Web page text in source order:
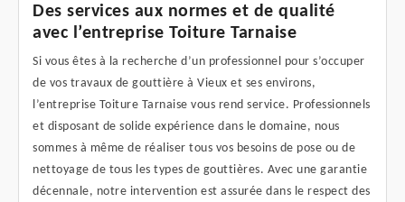
Des services aux normes et de qualité
avec l’entreprise Toiture Tarnaise
Si vous êtes à la recherche d’un professionnel pour s’occuper
de vos travaux de gouttière à Vieux et ses environs,
l’entreprise Toiture Tarnaise vous rend service. Professionnels
et disposant de solide expérience dans le domaine, nous
sommes à même de réaliser tous vos besoins de pose ou de
nettoyage de tous les types de gouttières. Avec une garantie
décennale, notre intervention est assurée dans le respect des